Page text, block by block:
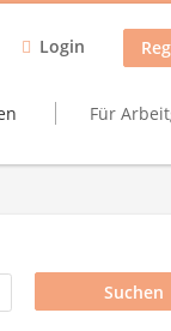
Login
Für